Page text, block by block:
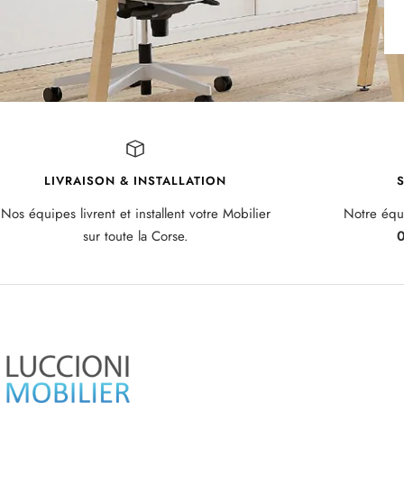
LIVRAISON & INSTALLATION
Nos équipes livrent et installent votre Mobilier
sur toute la Corse.
Notre